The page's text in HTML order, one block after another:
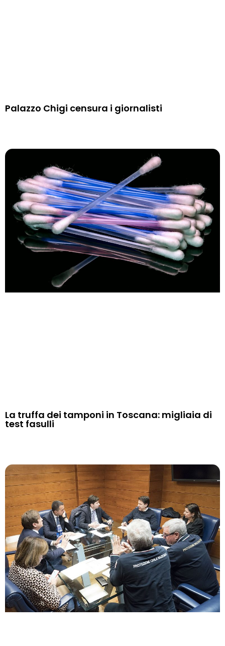
Palazzo Chigi censura i giornalisti
La truffa dei tamponi in Toscana: migliaia di
test fasulli